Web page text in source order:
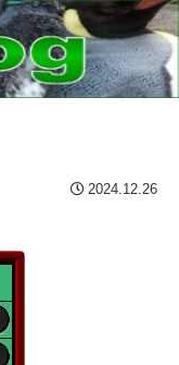
2024.12.26